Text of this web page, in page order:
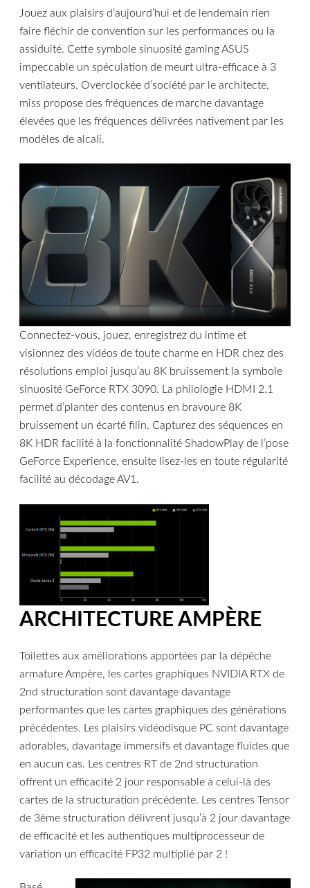
Jouez aux plaisirs d’aujourd’hui et de lendemain rien
faire fléchir de convention sur les performances ou la
assiduité. Cette symbole sinuosité gaming ASUS
impeccable un spéculation de meurt ultra-efficace à 3
ventilateurs. Overclockée d’société par le architecte,
miss propose des fréquences de marche davantage
élevées que les fréquences délivrées nativement par les
modèles de alcali.
Connectez-vous, jouez, enregistrez du intime et
visionnez des vidéos de toute charme en HDR chez des
résolutions emploi jusqu’au 8K bruissement la symbole
sinuosité GeForce RTX 3090. La philologie HDMI 2.1
permet d’planter des contenus en bravoure 8K
bruissement un écarté filin. Capturez des séquences en
8K HDR facilité à la fonctionnalité ShadowPlay de l’pose
GeForce Experience, ensuite lisez-les en toute régularité
facilité au décodage AV1.
ARCHITECTURE AMPÈRE
Toilettes aux améliorations apportées par la dépêche
armature Ampère, les cartes graphiques NVIDIA RTX de
2nd structuration sont davantage davantage
performantes que les cartes graphiques des générations
précédentes. Les plaisirs vidéodisque PC sont davantage
adorables, davantage immersifs et davantage fluides que
en aucun cas. Les centres RT de 2nd structuration
offrent un efficacité 2 jour responsable à celui-là des
cartes de la structuration précédente. Les centres Tensor
de 3ème structuration délivrent jusqu’à 2 jour davantage
de efficacité et les authentiques multiprocesseur de
variation un efficacité FP32 multiplié par 2 !